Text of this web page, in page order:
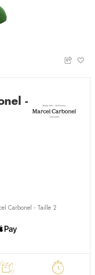
-
Carbonel - Taille 2